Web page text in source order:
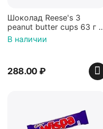
Шоколад Reese's 3
peanut butter cups 63 г с
арахисовой пастой
В наличии
288.00₽